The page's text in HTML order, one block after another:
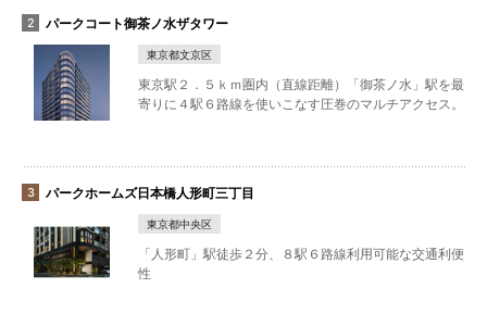
パークコート御茶ノ水ザタワー
東京都文京区
東京駅２．５ｋｍ圏内（直線距離）「御茶ノ水」駅を最
寄りに４駅６路線を使いこなす圧巻のマルチアクセス。
パークホームズ日本橋人形町三丁目
東京都中央区
「人形町」駅徒歩２分、８駅６路線利用可能な交通利便
性